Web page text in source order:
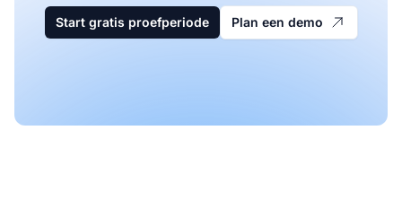
Start gratis proefperiode Plan een demo